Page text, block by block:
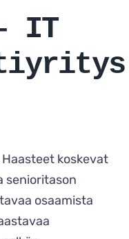
IT
koskevat
senioritason
osaamista